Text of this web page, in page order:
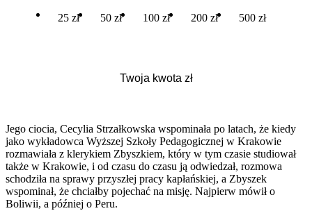
25 zł 50 zł 100 zł 200 zł 500 zł
Jego ciocia, Cecylia Strzałkowska wspominała po latach, że kiedy
jako wykładowca Wyższej Szkoły Pedagogicznej w Krakowie
rozmawiała z klerykiem Zbyszkiem, który w tym czasie studiował
także w Krakowie, i od czasu do czasu ją odwiedzał, rozmowa
schodziła na sprawy przyszłej pracy kapłańskiej, a Zbyszek
wspominał, że chciałby pojechać na misję. Najpierw mówił o
Boliwii, a później o Peru.